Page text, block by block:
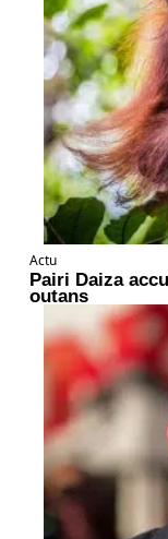
Actu
Pairi Daiza
outans